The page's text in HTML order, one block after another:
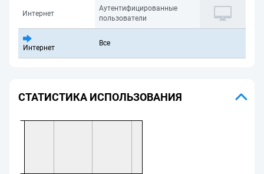
Интернет
Аутентифицированные
пользователи
Интернет
Все
СТАТИСТИКА ИСПОЛЬЗОВАНИЯ